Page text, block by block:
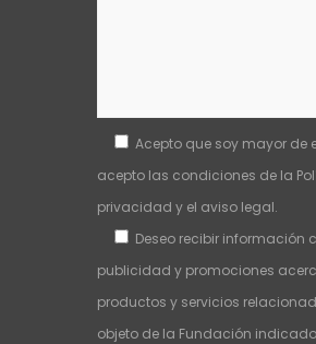
Acepto que soy mayor de
acepto las condiciones de la
privacidad y el aviso legal.
Deseo recibir información
publicidad y promociones
productos y servicios
objeto de la Fundación indicado